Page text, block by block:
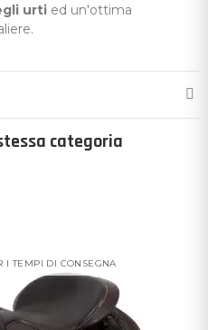
urti ed un'ottima
categoria
I TEMPI DI CONSEGNA